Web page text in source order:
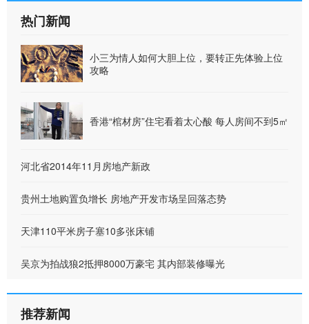
热门新闻
小三为情人如何大胆上位，要转正先体验上位
攻略
香港“棺材房”住宅看着太心酸 每人房间不到5㎡
河北省2014年11月房地产新政
贵州土地购置负增长 房地产开发市场呈回落态势
天津110平米房子塞10多张床铺
吴京为拍战狼2抵押8000万豪宅 其内部装修曝光
推荐新闻